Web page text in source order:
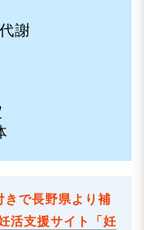
謝
きで長野県より補
活支援サイト「妊